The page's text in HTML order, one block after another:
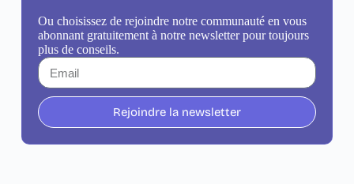
Ou choisissez de rejoindre notre communauté en vous
abonnant gratuitement à notre newsletter pour toujours
plus de conseils.
Rejoindre la newsletter